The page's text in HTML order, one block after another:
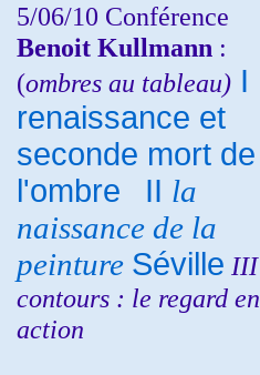
5/06/10 Conférence
Benoit Kullmann :
(ombres au tableau) I
renaissance et
seconde mort de
l'ombre
II la
naissance de la
peinture Séville III
contours : le regard en
action